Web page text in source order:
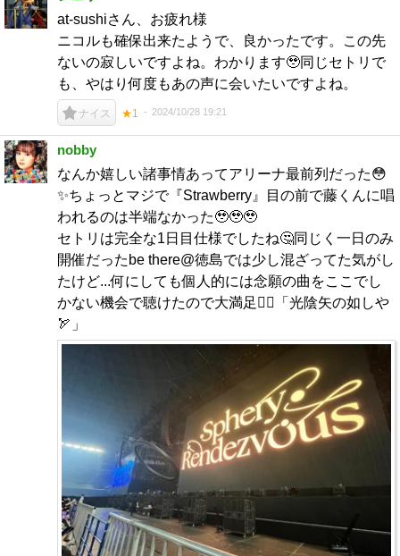
at-sushiさん、お疲れ様
ニコルも確保出来たようで、良かったです。この先
ないの寂しいですよね。わかります🥹同じセトリで
も、やはり何度もあの声に会いたいですよね。
ナイス ★1 2024/10/28 19:21
nobby
なんか嬉しい諸事情あってアリーナ最前列だった😳
✨ちょっとマジで『Strawberry』目の前で藤くんに唱
われるのは半端なかった🥹🥹🥹
セトリは完全な1日目仕様でしたね🤔同じく一日のみ
開催だったbe there@徳島では少し混ざってた気がし
たけど...何にしても個人的には念願の曲をここでし
かない機会で聴けたので大満足👍🏻「光陰矢の如しや
🏹」